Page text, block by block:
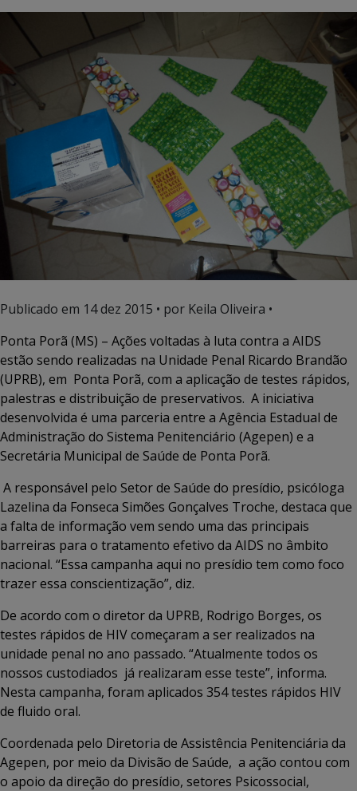
Publicado em 14 dez 2015 • por Keila Oliveira •
Ponta Porã (MS) – Ações voltadas à luta contra a AIDS
estão sendo realizadas na Unidade Penal Ricardo Brandão
(UPRB), em Ponta Porã, com a aplicação de testes rápidos,
palestras e distribuição de preservativos. A iniciativa
desenvolvida é uma parceria entre a Agência Estadual de
Administração do Sistema Penitenciário (Agepen) e a
Secretária Municipal de Saúde de Ponta Porã.
A responsável pelo Setor de Saúde do presídio, psicóloga
Lazelina da Fonseca Simões Gonçalves Troche, destaca que
a falta de informação vem sendo uma das principais
barreiras para o tratamento efetivo da AIDS no âmbito
nacional. “Essa campanha aqui no presídio tem como foco
trazer essa conscientização”, diz.
De acordo com o diretor da UPRB, Rodrigo Borges, os
testes rápidos de HIV começaram a ser realizados na
unidade penal no ano passado. “Atualmente todos os
nossos custodiados já realizaram esse teste”, informa.
Nesta campanha, foram aplicados 354 testes rápidos HIV
de fluido oral.
Coordenada pelo Diretoria de Assistência Penitenciária da
Agepen, por meio da Divisão de Saúde, a ação contou com
o apoio da direção do presídio, setores Psicossocial,